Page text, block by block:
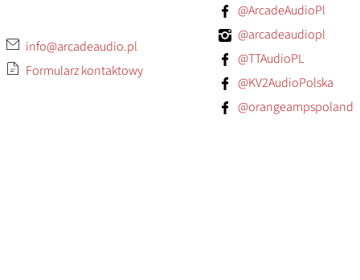
info@arcadeaudio.pl
Formularz kontaktowy
@ArcadeAudioPl
@arcadeaudiopl
@TTAudioPL
@KV2AudioPolska
@orangeampspoland